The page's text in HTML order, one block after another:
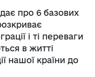
про 6 базових
і ті переваги
в житті
нашої країни до